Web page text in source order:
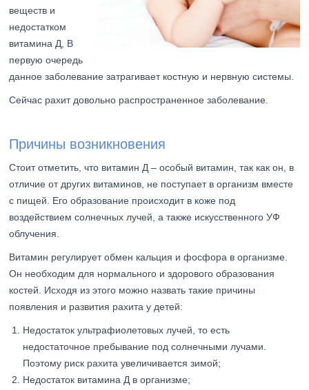
веществ и
недостатком
витамина Д, В
первую очередь
данное заболевание затрагивает костную и нервную системы.
Сейчас рахит довольно распространенное заболевание.
Причины возникновения
Стоит отметить, что витамин Д – особый витамин, так как он, в
отличие от других витаминов, не поступает в организм вместе
с пищей. Его образование происходит в коже под
воздействием солнечных лучей, а также искусственного УФ
облучения.
Витамин регулирует обмен кальция и фосфора в организме.
Он необходим для нормального и здорового образования
костей. Исходя из этого можно назвать такие причины
появления и развития рахита у детей:
Недостаток ультрафиолетовых лучей, то есть
недостаточное пребывание под солнечными лучами.
Поэтому риск рахита увеличивается зимой;
Недостаток витамина Д в организме;